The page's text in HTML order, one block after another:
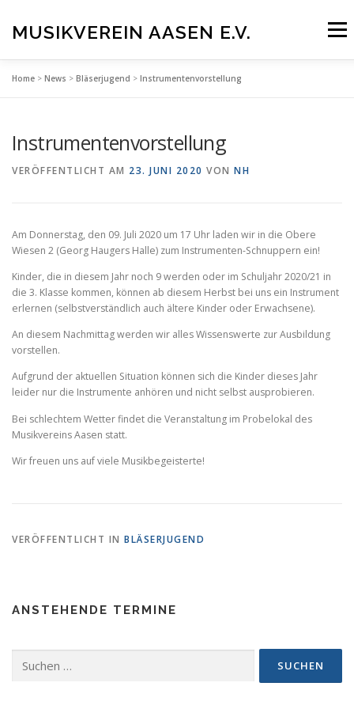
springen
MUSIKVEREIN AASEN E.V. Menü
NEWS INTERN MITGLIED WERDEN!
Home > News > Bläserjugend > Instrumentenvorstellung
Instrumentenvorstellung
VERÖFFENTLICHT AM 23. JUNI 2020 VON NH
Am Donnerstag, den 09. Juli 2020 um 17 Uhr laden wir in die Obere
Wiesen 2 (Georg Haugers Halle) zum Instrumenten-Schnuppern ein!
Kinder, die in diesem Jahr noch 9 werden oder im Schuljahr 2020/21 in
die 3. Klasse kommen, können ab diesem Herbst bei uns ein Instrument
erlernen (selbstverständlich auch ältere Kinder oder Erwachsene).
An diesem Nachmittag werden wir alles Wissenswerte zur Ausbildung
vorstellen.
Aufgrund der aktuellen Situation können sich die Kinder dieses Jahr
leider nur die Instrumente anhören und nicht selbst ausprobieren.
Bei schlechtem Wetter findet die Veranstaltung im Probelokal des
Musikvereins Aasen statt.
Wir freuen uns auf viele Musikbegeisterte!
VERÖFFENTLICHT IN BLÄSERJUGEND
ANSTEHENDE TERMINE
nach: